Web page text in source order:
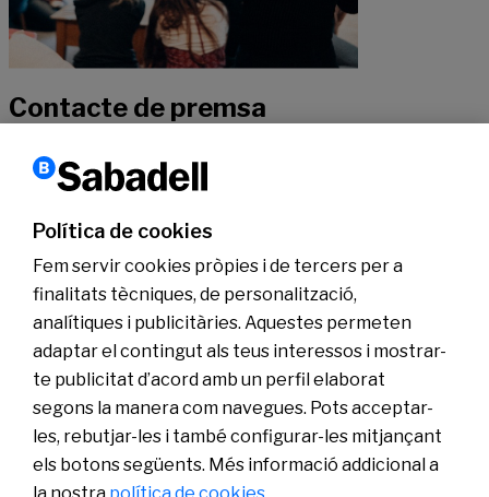
Contacte de premsa
Si vols rebre més informació sobre la nostra actualitat, pots posar-te
Contactar
Coneix-nos
Sala de Premsa
Actualitat
Pla de Pensions d’Ocupació Banc Sabadell
Política de cookies
Fem servir cookies pròpies i de tercers per a
finalitats tècniques, de personalització,
analítiques i publicitàries. Aquestes permeten
adaptar el contingut als teus interessos i mostrar-
te publicitat d’acord amb un perfil elaborat
segons la manera com navegues. Pots acceptar-
les, rebutjar-les i també configurar-les mitjançant
els botons següents. Més informació addicional a